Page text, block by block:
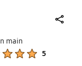
main
5